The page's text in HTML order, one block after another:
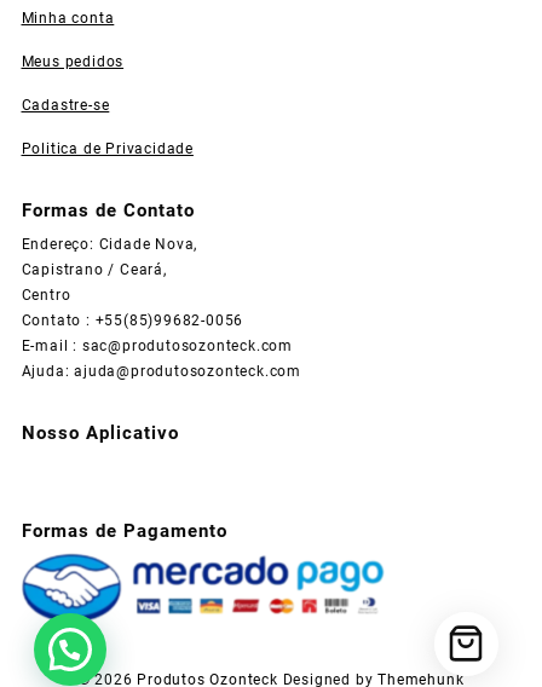
Minha conta
Meus pedidos
Cadastre-se
Politica de Privacidade
Formas de Contato
Endereço: Cidade Nova,
Capistrano / Ceará,
Centro
Contato : +55(85)99682-0056
E-mail : sac@produtosozonteck.com
Ajuda:ajuda@produtosozonteck.com
Nosso Aplicativo
Formas de Pagamento
© 2026 Produtos Ozonteck Designed by Themehunk